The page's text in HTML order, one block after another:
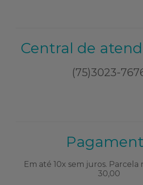
Central de
(75)3023-
Em até 10x sem juros. Parcela
30,00